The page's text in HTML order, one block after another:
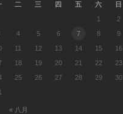
二 三 四 五 六 日
« 八月
1
2
4 5 6 7 8
9
11 12 13 14 15
16
18 19 20 21 22
23
25 26 27 28 29
30